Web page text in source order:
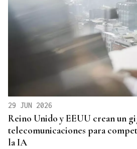
29 JUN 2026
Reino Unido y EEUU crean un
telecomunicaciones para
la IA